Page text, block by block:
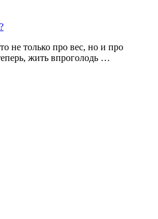
не только про вес, но и про
жить впроголодь …